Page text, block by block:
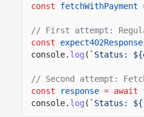
const
fetchWithPayment
// First attempt:
const
expect402Response
console. log ( `Status: ${
// Second attempt:
const
response = await
console. log ( `Status: ${